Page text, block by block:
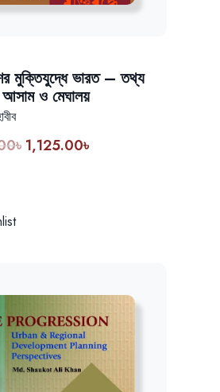
মুক্তিযুদ্ধে ভারত – তথ্য
ও মেঘালয়
৳ Original
1,125.00৳Current